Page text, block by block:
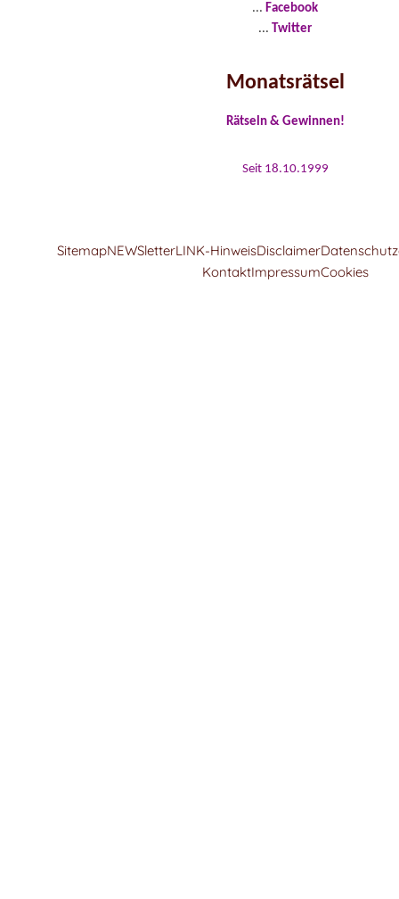
... Facebook
... Twitter
Monatsrätsel
Rätseln & Gewinnen!
Seit 18.10.1999
SitemapNEWSletterLINK-HinweisDisclaimer
KontaktImpressumCookies